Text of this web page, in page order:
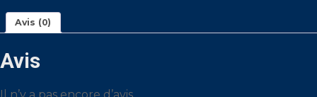
Avis (0)
Avis